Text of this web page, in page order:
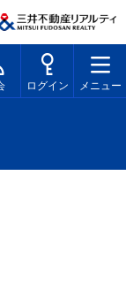
ログイン メニュー